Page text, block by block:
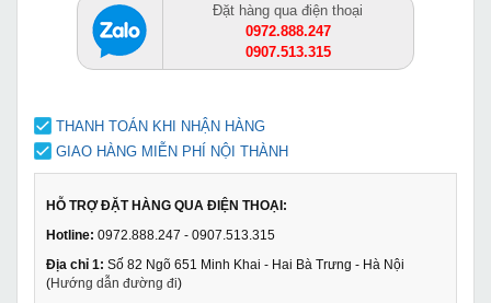
Đặt hàng qua điện thoại
0972.888.247
0907.513.315
THANH TOÁN KHI NHẬN HÀNG
GIAO HÀNG MIỄN PHÍ NỘI THÀNH
HỖ TRỢ ĐẶT HÀNG QUA ĐIỆN THOẠI:
Hotline: 0972.888.247 - 0907.513.315
Địa chỉ 1: Số 82 Ngõ 651 Minh Khai - Hai Bà Trưng - Hà Nội
(Hướng dẫn đường đi)